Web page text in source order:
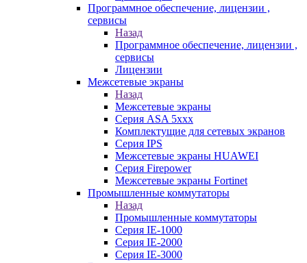
Программное обеспечение, лицензии ,
сервисы
Назад
Программное обеспечение, лицензии ,
сервисы
Лицензии
Межсетевые экраны
Назад
Межсетевые экраны
Серия ASA 5xxx
Комплектущие для сетевых экранов
Серия IPS
Межсетевые экраны HUAWEI
Серия Firepower
Межсетевые экраны Fortinet
Промышленные коммутаторы
Назад
Промышленные коммутаторы
Серия IE-1000
Серия IE-2000
Серия IE-3000